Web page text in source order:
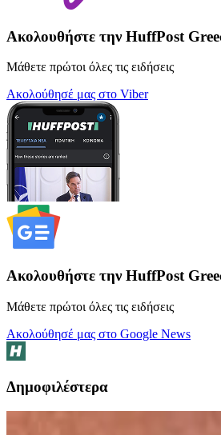
Ακολουθήστε την HuffPost
Μάθετε πρώτοι όλες τις ειδήσεις
Ακολούθησέ μας στο Viber
Ακολουθήστε την HuffPost
Μάθετε πρώτοι όλες τις ειδήσεις
Ακολούθησέ μας στο Google News
Δημοφιλέστερα